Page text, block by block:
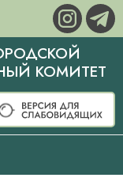
КОМИТЕТ